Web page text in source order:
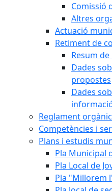
Comissió
Altres
Actuació
Retiment de
Resum
Dades
propostes
Dades
Reglament
Competències i
Plans i estudis
Pla Municipal
Pla Local de
Pla "Millorem